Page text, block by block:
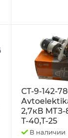
СТ-9-142-
2,7кВ МТЗ-
Т-40,Т-25
В наличии